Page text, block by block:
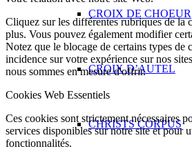
CROIX DE CHOEUR
CROIX D’AUTEL
CHRISTS CORPUS
Cliquez sur les différentes rubriques de la
plus. Vous pouvez également modifier
Notez que le blocage de certains types de
incidence sur votre expérience sur nos
nous sommes en mesure d'offrir.
Cookies Web Essentiels
Ces cookies sont strictement nécessaires
services disponibles sur notre site et pour
fonctionnalités.